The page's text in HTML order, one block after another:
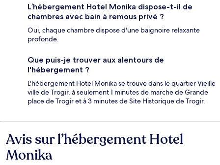
L’hébergement Hotel Monika dispose-t-il de
chambres avec bain à remous privé ?
Oui, chaque chambre dispose d'une baignoire relaxante
profonde.
Que puis-je trouver aux alentours de
l'hébergement ?
L'hébergement Hotel Monika se trouve dans le quartier Vieille
ville de Trogir, à seulement 1 minutes de marche de Grande
place de Trogir et à 3 minutes de Site Historique de Trogir.
Avis
Avis sur l’hébergement Hotel
Monika